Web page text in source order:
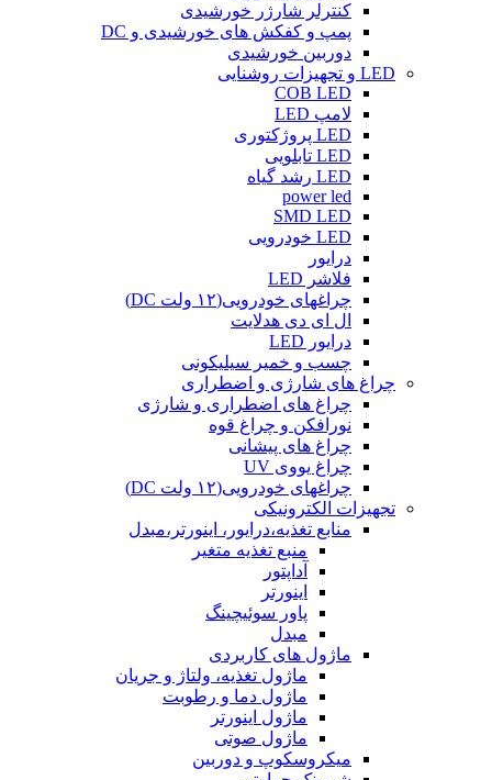
کنترلر شارژر خورشیدی
پمپ و کفکش های خورشیدی و DC
دوربین خورشیدی
LED و تجهیزات روشنایی
COB LED
لامپ LED
LED پروژکتوری
LED تابلویی
LED رشد گیاه
power led
SMD LED
LED خودرویی
درایور
فلاشر LED
چراغهای خودرویی(۱۲ ولت DC)
ال ای دی هدلایت
درایور LED
چسب و خمیر سیلیکونی
چراغ های شارژی و اضطراری
چراغ های اضطراری و شارژی
نورافکن و چراغ قوه
چراغ های پیشانی
چراغ یووی UV
چراغهای خودرویی(۱۲ ولت DC)
تجهیزات الکترونیکی
منابع تغذیه،درایور، اینورتر،مبدل
منبع تغذیه متغیر
آداپتور
اینورتر
پاور سوئیچینگ
مبدل
ماژول های کاربردی
ماژول تغذیه، ولتاژ و جریان
ماژول دما و رطوبت
ماژول اینورتر
ماژول صوتی
میکروسکوپ و دوربین